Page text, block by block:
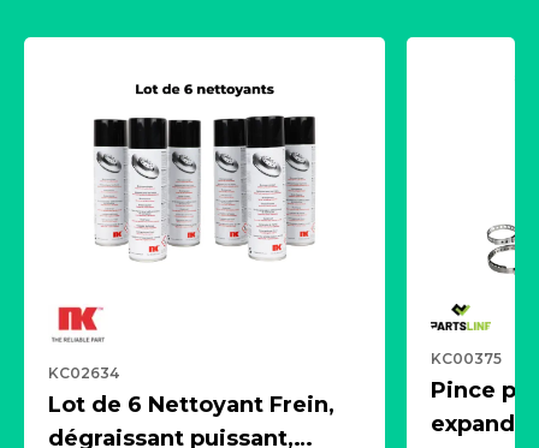
KC02634
Lot de 6 Nettoyant Frein,
dégraissant puissant,
KC00375
Pince